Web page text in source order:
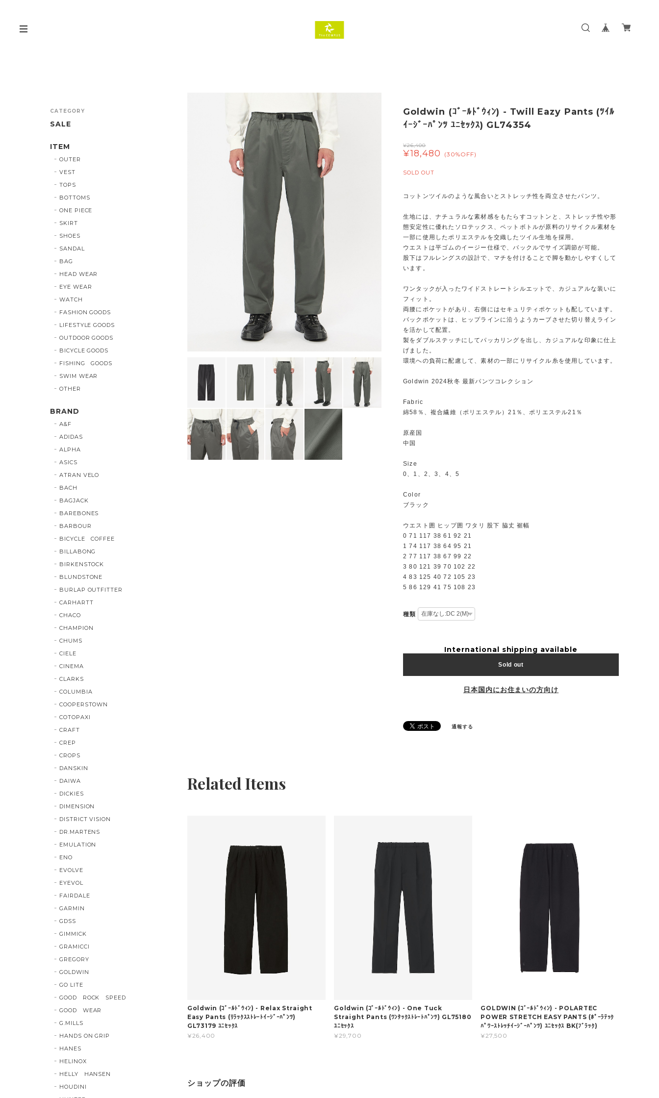
Goldwin (ｺﾞｰﾙﾄﾞｳｨﾝ) - Twill Eazy Pants (ﾂｲﾙ
ｲｰｼﾞｰﾊﾟﾝﾂ ﾕﾆｾｯｸｽ) GL74354
¥26,400
¥18,480 (30%OFF)
SOLD OUT
コットンツイルのような風合いとストレッチ性を両立させたパンツ。
生地には、ナチュラルな素材感をもたらすコットンと、ストレッチ性や形
態安定性に優れたソロテックス、ペットボトルが原料のリサイクル素材を
一部に使用したポリエステルを交織したツイル生地を採用。
ウエストは平ゴムのイージー仕様で、バックルでサイズ調節が可能。
股下はフルレングスの設計で、マチを付けることで脚を動かしやすくして
います。
ワンタックが入ったワイドストレートシルエットで、カジュアルな装いに
フィット。
両腰にポケットがあり、右側にはセキュリティポケットも配しています。
バックポケットは、ヒップラインに沿うようカーブさせた切り替えライン
を活かして配置。
製をダブルステッチにしてパッカリングを出し、カジュアルな印象に仕上
げました。
環境への負荷に配慮して、素材の一部にリサイクル糸を使用しています。
Goldwin 2024秋冬 最新パンツコレクション
Fabric
綿58％、複合繊維（ポリエステル）21％、ポリエステル21％
原産国
中国
Size
0、1、2、3、4、5
Color
ブラック
ウエスト囲 ヒップ囲 ワタリ 股下 脇丈 裾幅
0 71 117 38 61 92 21
1 74 117 38 64 95 21
2 77 117 38 67 99 22
3 80 121 39 70 102 22
4 83 125 40 72 105 23
5 86 129 41 75 108 23
種類
International shipping available
Sold out
日本国内にお住まいの方向け
通報する
Related Items
Goldwin (ｺﾞｰﾙﾄﾞｳｨﾝ) - Relax Straight
Easy Pants (ﾘﾗｯｸｽｽﾄﾚｰﾄｲｰｼﾞｰﾊﾟﾝﾂ)
GL73179 ﾕﾆｾｯｸｽ
¥26,400
Goldwin (ｺﾞｰﾙﾄﾞｳｨﾝ) - One Tuck
Straight Pants (ﾜﾝﾀｯｸｽﾄﾚｰﾄﾊﾟﾝﾂ) GL75180
ﾕﾆｾｯｸｽ
¥29,700
GOLDWIN (ｺﾞｰﾙﾄﾞｳｨﾝ) - POLARTEC
POWER STRETCH EASY PANTS (ﾎﾟｰﾗﾃｯｸ
ﾊﾟﾜｰｽﾄﾚｯﾁｲｰｼﾞｰﾊﾟﾝﾂ) ﾕﾆｾｯｸｽ BK(ﾌﾞﾗｯｸ)
¥27,500
ショップの評価
CATEGORY
SALE
ITEM
OUTER
VEST
TOPS
BOTTOMS
ONE PIECE
SKIRT
SHOES
SANDAL
BAG
HEAD WEAR
EYE WEAR
WATCH
FASHION GOODS
LIFESTYLE GOODS
OUTDOOR GOODS
BICYCLE GOODS
FISHING GOODS
SWIM WEAR
OTHER
BRAND
A&F
ADIDAS
ALPHA
ASICS
ATRAN VELO
BACH
BAGJACK
BAREBONES
BARBOUR
BICYCLE COFFEE
BILLABONG
BIRKENSTOCK
BLUNDSTONE
BURLAP OUTFITTER
CARHARTT
CHACO
CHAMPION
CHUMS
CIELE
CINEMA
CLARKS
COLUMBIA
COOPERSTOWN
COTOPAXI
CRAFT
CREP
CROPS
DANSKIN
DAIWA
DICKIES
DIMENSION
DISTRICT VISION
DR.MARTENS
EMULATION
ENO
EVOLVE
EYEVOL
FAIRDALE
GARMIN
GDSS
GIMMICK
GRAMICCI
GREGORY
GOLDWIN
GO LITE
GOOD ROCK SPEED
GOOD WEAR
G.MILLS
HANDS ON GRIP
HANES
HELINOX
HELLY HANSEN
HOUDINI